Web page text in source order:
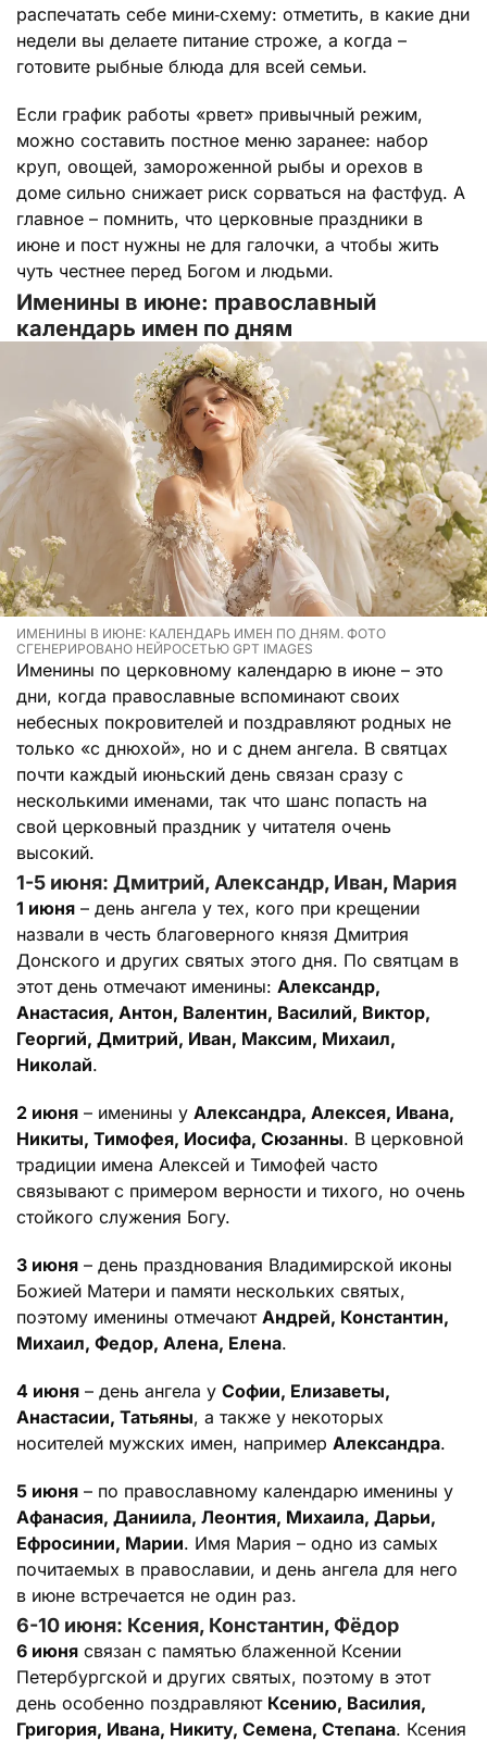
распечатать себе мини‑схему: отметить, в какие дни
недели вы делаете питание строже, а когда –
готовите рыбные блюда для всей семьи.
Если график работы «рвет» привычный режим,
можно составить постное меню заранее: набор
круп, овощей, замороженной рыбы и орехов в
доме сильно снижает риск сорваться на фастфуд. А
главное – помнить, что церковные праздники в
июне и пост нужны не для галочки, а чтобы жить
чуть честнее перед Богом и людьми.
Именины в июне: православный
календарь имен по дням
ИМЕНИНЫ В ИЮНЕ: КАЛЕНДАРЬ ИМЕН ПО ДНЯМ. ФОТО
СГЕНЕРИРОВАНО НЕЙРОСЕТЬЮ GPT IMAGES
Именины по церковному календарю в июне – это
дни, когда православные вспоминают своих
небесных покровителей и поздравляют родных не
только «с днюхой», но и с днем ангела. В святцах
почти каждый июньский день связан сразу с
несколькими именами, так что шанс попасть на
свой церковный праздник у читателя очень
высокий.
1-5 июня: Дмитрий, Александр, Иван, Мария
1 июня – день ангела у тех, кого при крещении
назвали в честь благоверного князя Дмитрия
Донского и других святых этого дня. По святцам в
этот день отмечают именины: Александр,
Анастасия, Антон, Валентин, Василий, Виктор,
Георгий, Дмитрий, Иван, Максим, Михаил,
Николай.
2 июня – именины у Александра, Алексея, Ивана,
Никиты, Тимофея, Иосифа, Сюзанны. В церковной
традиции имена Алексей и Тимофей часто
связывают с примером верности и тихого, но очень
стойкого служения Богу.
3 июня – день празднования Владимирской иконы
Божией Матери и памяти нескольких святых,
поэтому именины отмечают Андрей, Константин,
Михаил, Федор, Алена, Елена.
4 июня – день ангела у Софии, Елизаветы,
Анастасии, Татьяны, а также у некоторых
носителей мужских имен, например Александра.
5 июня – по православному календарю именины у
Афанасия, Даниила, Леонтия, Михаила, Дарьи,
Ефросинии, Марии. Имя Мария – одно из самых
почитаемых в православии, и день ангела для него
в июне встречается не один раз.
6-10 июня: Ксения, Константин, Фёдор
6 июня связан с памятью блаженной Ксении
Петербургской и других святых, поэтому в этот
день особенно поздравляют Ксению, Василия,
Григория, Ивана, Никиту, Семена, Степана. Ксения